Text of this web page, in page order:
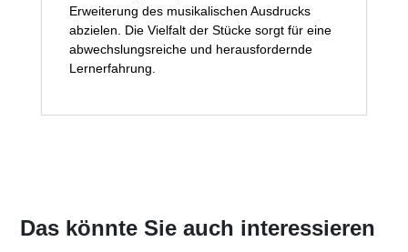
Erweiterung des musikalischen Ausdrucks
abzielen. Die Vielfalt der Stücke sorgt für eine
abwechslungsreiche und herausfordernde
Lernerfahrung.
Das könnte Sie auch interessieren